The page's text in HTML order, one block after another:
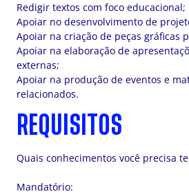
Redigir textos com foco educacional;
Apoiar no desenvolvimento de
Apoiar na criação de peças gráficas
Apoiar na elaboração de
externas;
Apoiar na produção de eventos e
relacionados.
REQUISITOS
Quais conhecimentos você precisa
Mandatório: